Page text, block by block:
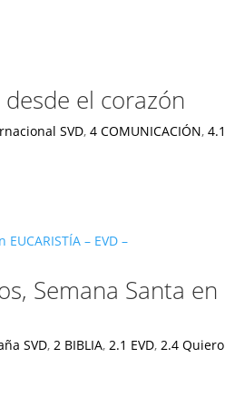
el corazón
SVD,4 COMUNICACIÓN,
Semana Santa en
SVD,2 BIBLIA,2.1 EVD,2.4